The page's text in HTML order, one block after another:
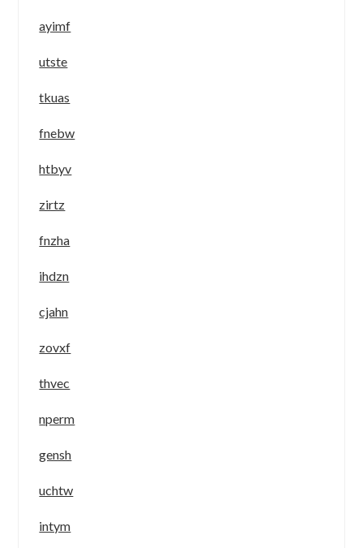
ayimf
utste
tkuas
fnebw
htbyv
zirtz
fnzha
ihdzn
cjahn
zovxf
thvec
nperm
gensh
uchtw
intym